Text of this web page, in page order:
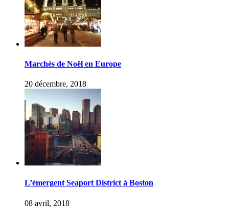
Marchés de Noël en Europe
20 décembre, 2018
L’émergent Seaport District à Boston
08 avril, 2018